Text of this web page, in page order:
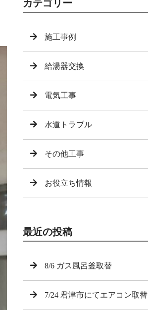
カテゴリー
施工事例
給湯器交換
電気工事
水道トラブル
その他工事
お役立ち情報
最近の投稿
8/6 ガス風呂釜取替
7/24 君津市にてエアコン取替